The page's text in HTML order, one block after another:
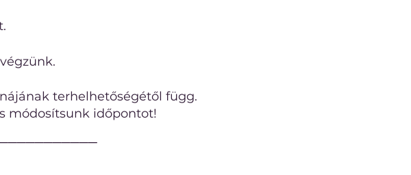
terhelhetőségétől függ.
módosítsunk időpontot!